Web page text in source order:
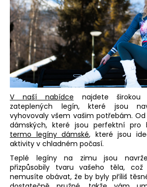
V naší nabídce najdete
zateplených legín, které jsou
vyhovovaly všem vašim potřebám. Od
dámských, které jsou perfektní pro
termo legíny dámské, které jsou
aktivity v chladném počasí.
Teplé legíny na zimu jsou
přizpůsobily tvaru vašeho těla,
nemusíte obávat, že by byly příliš
HLEDAT